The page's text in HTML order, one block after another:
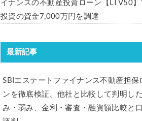
イナンスの不動産投資ローン【LTV50
投資の資金7,000万円を調達
最新記事
SBIエステートファイナンス不動産担保
ンを徹底検証。他社と比較して判明し
み・弱み、金利・審査・融資額比較と口